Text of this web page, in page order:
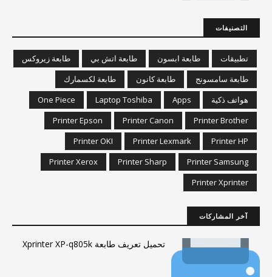
التصنيفات
تطبيقات طابعة ابسون طابعة اتش بي
طابعة زيروكس
طابعة سامسونج
طابعة كانون
طابعة لكسمارك
هواتف ذكية
Apps
Laptop Toshiba
One Piece
Printer Brother
Printer Canon
Printer Epson
Printer HP
Printer Lexmark
Printer OKI
Printer Samsung
Printer Sharp
Printer Xerox
Printer Xprinter
آخر المشاركات
تحميل تعريف طابعة Xprinter XP-q805k